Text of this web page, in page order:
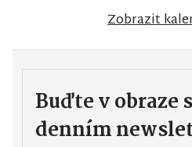
Zobrazit
Buďte v obraze
denním